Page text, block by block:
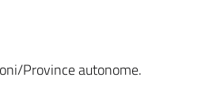
Province autonome.